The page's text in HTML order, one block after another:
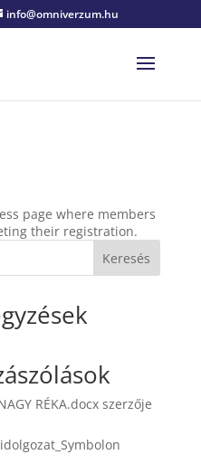
info@omniverzum.hu
page where members
their registration.
Keresés
RÉKA.docxszerzője